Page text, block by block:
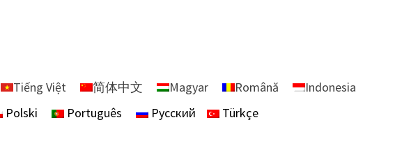
Tiếng Việt 简体中文 Magyar Română
Indonesia
Polski Português Русский Türkçe